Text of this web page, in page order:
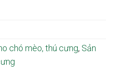
chó mèo, thú cưng, Sản